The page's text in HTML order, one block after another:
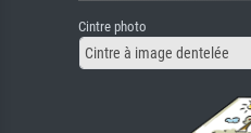
Cintre photo
Cintre à image dentelée